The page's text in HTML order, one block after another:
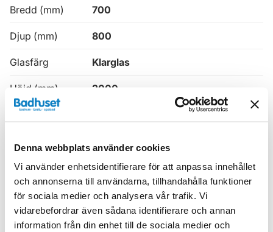
Denna webbplats använder cookies
Vi använder enhetsidentifierare för att anpassa innehållet
och annonserna till användarna, tillhandahålla funktioner
för sociala medier och analysera vår trafik. Vi
vidarebefordrar även sådana identifierare och annan
information från din enhet till de sociala medier och
Bredd (mm) 700
Djup (mm) 800
Glasfärg Klarglas
Höjd (mm) 2000
Produkttyp
Tjocklek 6
Utförande Mattsvarta profiler
Utrustad med Tätnings- och magnetlister